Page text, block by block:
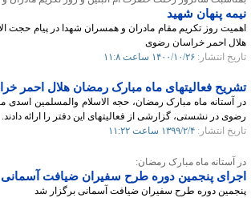
نیمه پنهان شهید
اهمیت روز تکریم مقام مادران و همسران شهدا در پیام حجت
هلال‌ احمر خراسان‌ رضوی
تاریخ انتشار: ۱۴۰۰/۱۰/۲۶ ساعت ۱۱:۸
تشریح فعالیتهای ماه مبارک رمضان هلال احمر
در آستانه ماه مبارک رمضان، حجه الاسلام والمسلمین
رضوی در نشستی، گزارشی از فعالیتهای این دفتر را ارائه دادند.
تاریخ انتشار: ۱۳۹۹/۲/۴ ساعت ۱۱:۲۲
در آستانه ماه مبارک رمضان:
اجرای پنجمین دوره طرح سفیران ضیافت آسمانی
پنجمین دوره طرح سفیران ضیافت آسمانی برگزار شد